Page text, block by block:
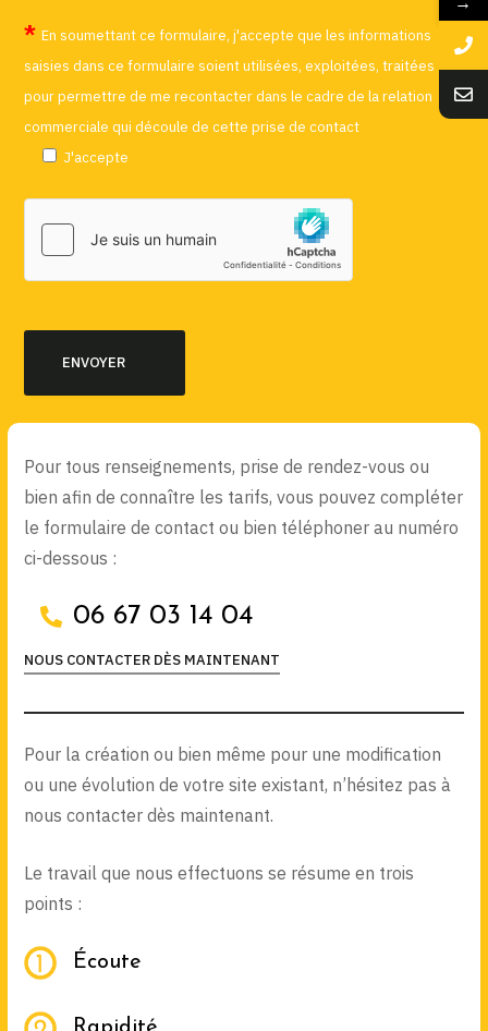
En soumettant ce formulaire, j'accepte que les informations
saisies dans ce formulaire soient utilisées, exploitées, traitées
pour permettre de me recontacter dans le cadre de la relation
commerciale qui découle de cette prise de contact
J'accepte
Pour tous renseignements, prise de rendez-vous ou
bien afin de connaître les tarifs, vous pouvez compléter
le formulaire de contact ou bien téléphoner au numéro
ci-dessous :
06 67 03 14 04
NOUS CONTACTER DÈS MAINTENANT
Pour la création ou bien même pour une modification
ou une évolution de votre site existant, n’hésitez pas à
nous contacter dès maintenant.
Le travail que nous effectuons se résume en trois
points :
Écoute